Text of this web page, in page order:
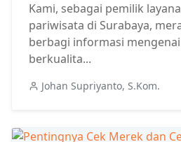
Kami, sebagai pemilik
pariwisata di Surabaya,
berbagi informasi
berkualita...
Johan Supriyanto, S.Kom.